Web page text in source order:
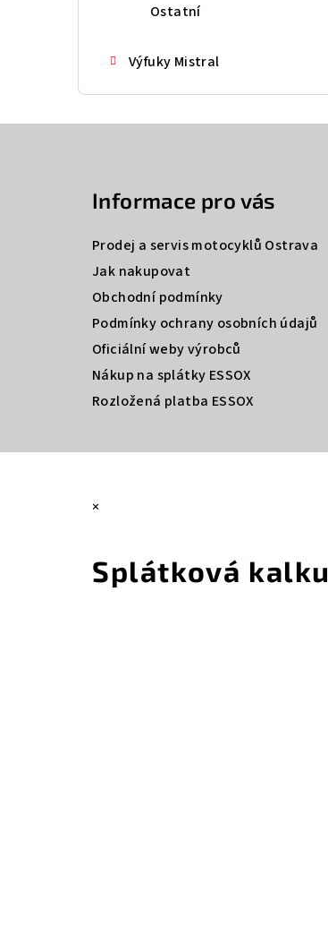
Ostatní
Výfuky Mistral
Informace pro vás
Prodej a servis motocyklů Ostrava
Jak nakupovat
Obchodní podmínky
Podmínky ochrany osobních údajů
Oficiální weby výrobců
Nákup na splátky ESSOX
Rozložená platba ESSOX
×
Splátková